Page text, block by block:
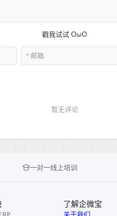
一对一线上培训
了解企微宝